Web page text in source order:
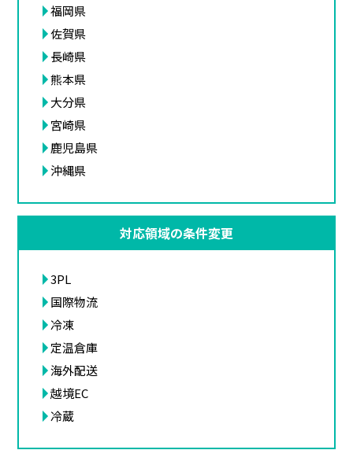
福岡県
佐賀県
長崎県
熊本県
大分県
宮崎県
鹿児島県
沖縄県
対応領域の条件変更
3PL
国際物流
冷凍
定温倉庫
海外配送
越境EC
冷蔵